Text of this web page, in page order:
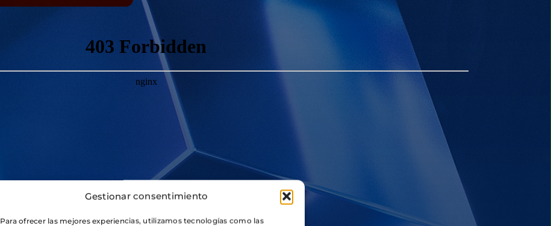
Gestionar consentimiento
Para ofrecer las mejores experiencias, utilizamos tecnologías como las